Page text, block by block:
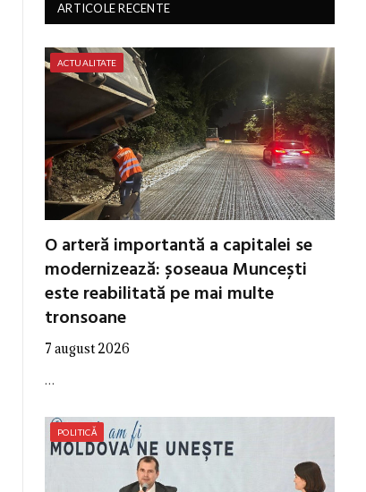
ARTICOLE RECENTE
ACTUALITATE
O arteră importantă a capitalei se
modernizează: șoseaua Muncești
este reabilitată pe mai multe
tronsoane
7 august 2026
…
POLITICĂ